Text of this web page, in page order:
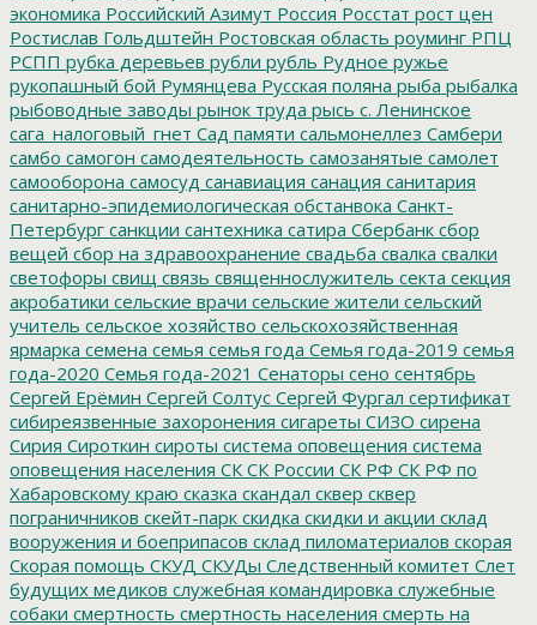
экономика Российский Азимут Россия Росстат рост цен
Ростислав Гольдштейн Ростовская область роуминг РПЦ
РСПП рубка деревьев рубли рубль Рудное ружье
рукопашный бой Румянцева Русская поляна рыба рыбалка
рыбоводные заводы рынок труда рысь с. Ленинское
сага_налоговый_гнет Сад памяти сальмонеллез Самбери
самбо самогон самодеятельность самозанятые самолет
самооборона самосуд санавиация санация санитария
санитарно-эпидемиологическая обстанвока Санкт-
Петербург санкции сантехника сатира Сбербанк сбор
вещей сбор на здравоохранение свадьба свалка свалки
светофоры свищ связь священнослужитель секта секция
акробатики сельские врачи сельские жители сельский
учитель сельское хозяйство сельскохозяйственная
ярмарка семена семья семья года Семья года-2019 семья
года-2020 Семья года-2021 Сенаторы сено сентябрь
Сергей Ерёмин Сергей Солтус Сергей Фургал сертификат
сибиреязвенные захоронения сигареты СИЗО сирена
Сирия Сироткин сироты система оповещения система
оповещения населения СК СК России СК РФ СК РФ по
Хабаровскому краю сказка скандал сквер сквер
пограничников скейт-парк скидка скидки и акции склад
вооружения и боеприпасов склад пиломатериалов скорая
Скорая помощь СКУД СКУДы Следственный комитет Слет
будущих медиков служебная командировка служебные
собаки смертность смертность населения смерть на